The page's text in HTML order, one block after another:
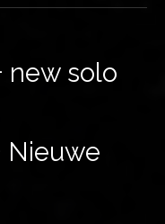
new solo
Nieuwe